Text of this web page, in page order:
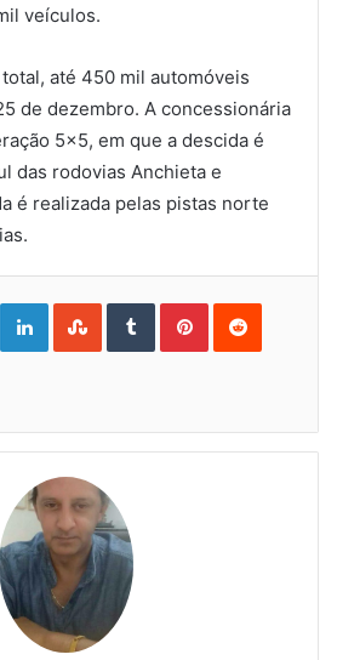
veículos.
até 450 mil automóveis
de dezembro. A concessionária
5×5, em que a descida é
das rodovias Anchieta e
é realizada pelas pistas norte
LinkedInStumbleUpon
TumblrPinterestReddit